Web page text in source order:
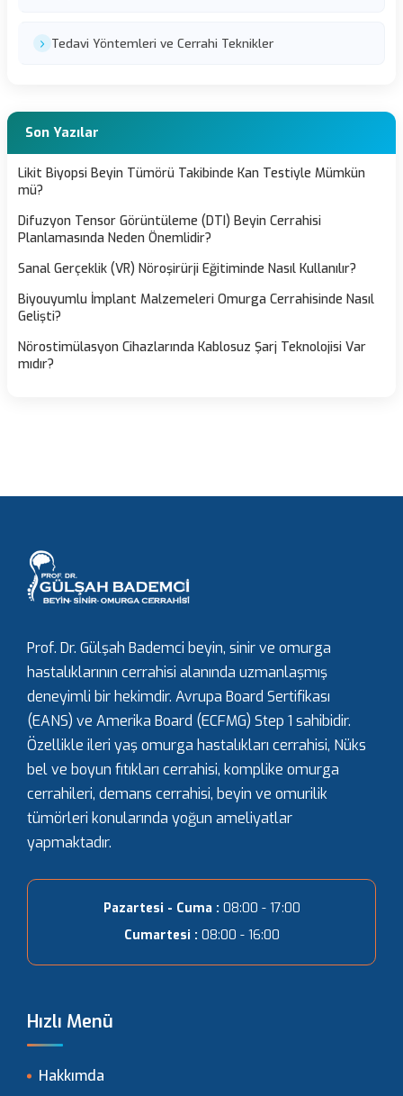
Tedavi Yöntemleri ve Cerrahi Teknikler
Son Yazılar
Likit Biyopsi Beyin Tümörü Takibinde Kan Testiyle Mümkün
mü?
Difuzyon Tensor Görüntüleme (DTI) Beyin Cerrahisi
Planlamasında Neden Önemlidir?
Sanal Gerçeklik (VR) Nöroşirürji Eğitiminde Nasıl Kullanılır?
Biyouyumlu İmplant Malzemeleri Omurga Cerrahisinde Nasıl
Gelişti?
Nörostimülasyon Cihazlarında Kablosuz Şarj Teknolojisi Var
mıdır?
Prof. Dr. Gülşah Bademci beyin, sinir ve omurga
hastalıklarının cerrahisi alanında uzmanlaşmış
deneyimli bir hekimdir. Avrupa Board Sertifikası
(EANS) ve Amerika Board (ECFMG) Step 1 sahibidir.
Özellikle ileri yaş omurga hastalıkları cerrahisi, Nüks
bel ve boyun fıtıkları cerrahisi, komplike omurga
cerrahileri, demans cerrahisi, beyin ve omurilik
tümörleri konularında yoğun ameliyatlar
yapmaktadır.
Pazartesi - Cuma : 08:00 - 17:00
Cumartesi : 08:00 - 16:00
Hızlı Menü
Hakkımda